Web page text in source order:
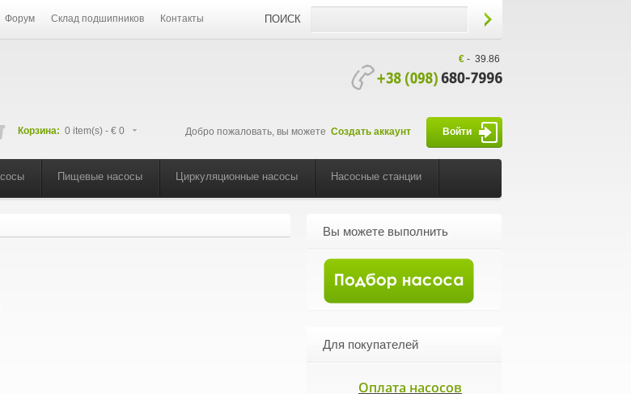
ПОИСК
Форум Склад подшипников Контакты
€- 39.86
Добро пожаловать, вы можете Создать аккаунт Войти
Корзина: 0 item(s) - € 0
Пищевые насосы Циркуляционные насосы Насосные станции
Вы можете выполнить
Для покупателей
Оплата насосов